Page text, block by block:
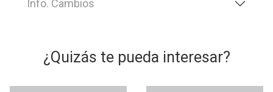
Info. Cambios
¿Quizás te pueda interesar?